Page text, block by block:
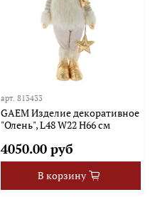
арт. 813433
GAEM Изделие декоративное
"Олень", L48 W22 H66 см
4050.00 руб
В корзину